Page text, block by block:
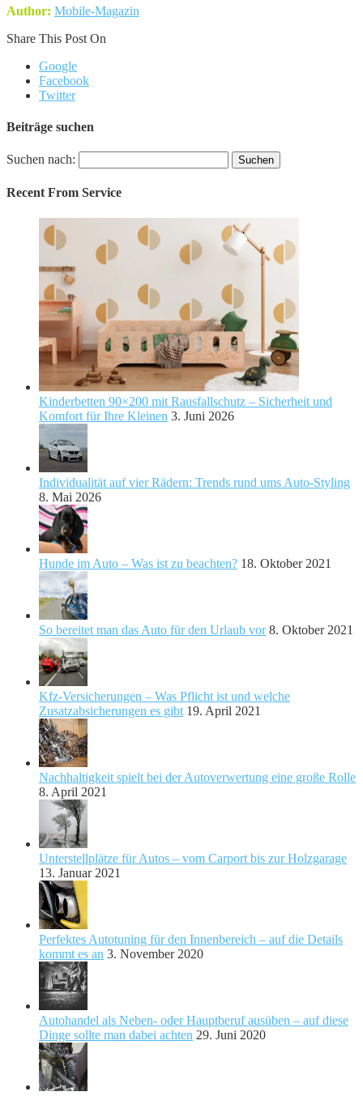
Author: Mobile-Magazin
Share This Post On
Google
Facebook
Twitter
Beiträge suchen
Suchen nach:
Recent From Service
Kinderbetten 90×200 mit Rausfallschutz – Sicherheit und
Komfort für Ihre Kleinen 3. Juni 2026
Individualität auf vier Rädern: Trends rund ums Auto-Styling
8. Mai 2026
Hunde im Auto – Was ist zu beachten? 18. Oktober 2021
So bereitet man das Auto für den Urlaub vor 8. Oktober 2021
Kfz-Versicherungen – Was Pflicht ist und welche
Zusatzabsicherungen es gibt 19. April 2021
Nachhaltigkeit spielt bei der Autoverwertung eine große Rolle
8. April 2021
Unterstellplätze für Autos – vom Carport bis zur Holzgarage
13. Januar 2021
Perfektes Autotuning für den Innenbereich – auf die Details
kommt es an 3. November 2020
Autohandel als Neben- oder Hauptberuf ausüben – auf diese
Dinge sollte man dabei achten 29. Juni 2020